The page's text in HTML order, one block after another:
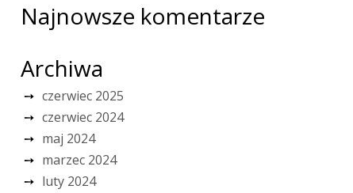
Najnowsze komentarze
Archiwa
czerwiec 2025
czerwiec 2024
maj 2024
marzec 2024
luty 2024